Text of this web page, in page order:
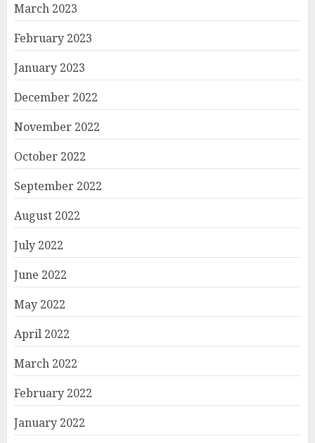
March 2023
February 2023
January 2023
December 2022
November 2022
October 2022
September 2022
August 2022
July 2022
June 2022
May 2022
April 2022
March 2022
February 2022
January 2022